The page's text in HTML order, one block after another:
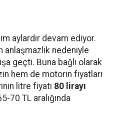
aylardır devam ediyor.
anlaşmazlık nedeniyle
geçti. Buna bağlı olarak
hem de motorin fiyatları
litre fiyatı 80 lirayı
70 TL aralığında